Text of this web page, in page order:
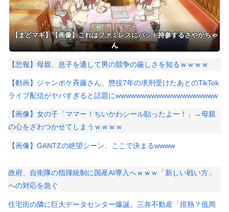
【まどマギ】【画像】これはファミレスにバット持参するさやかちゃ
ん
【悲報】母親、息子を通して男の競争の厳しさを知るｗｗｗｗ
【動画】ジャンポケ斉藤さん、懲役7年の求刑受けたあとのTikTok
ライブ配信がヤバすぎると話題にwwwwwwwwwwwwwwwwwwww
【画像】女の子「ママー！ちいかわシール貼ったよー！」→母親
の心をざわつかせてしまうｗｗｗｗ
【画像】GANTZの絶望シーン、ここで決まるwwww
政府、自衛隊の指揮統制に国産AI導入へｗｗｗ「新しい戦い方」
への対応を急ぐ
住宅街の隣に巨大データセンター爆誕。三井不動産「排熱？低周